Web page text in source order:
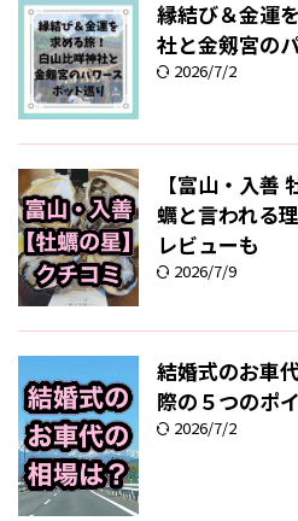
縁結び＆金運
社と金剱宮の
2026/7/2
【富山・入善
蠣と言われる
レビューも
2026/7/9
結婚式のお車
際の５つのポ
2026/7/2